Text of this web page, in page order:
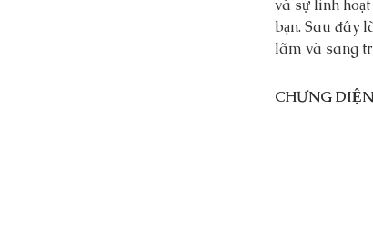
và sự linh
bạn. Sau đây
lãm và sang
CHƯNG